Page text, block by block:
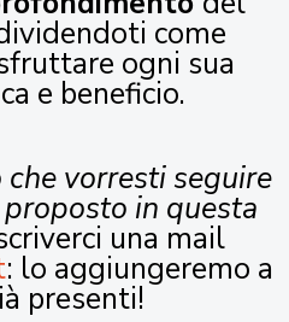
come
ogni sua
e beneficio.
che vorresti seguire
in questa
una mail
: lo aggiungeremo a
presenti!